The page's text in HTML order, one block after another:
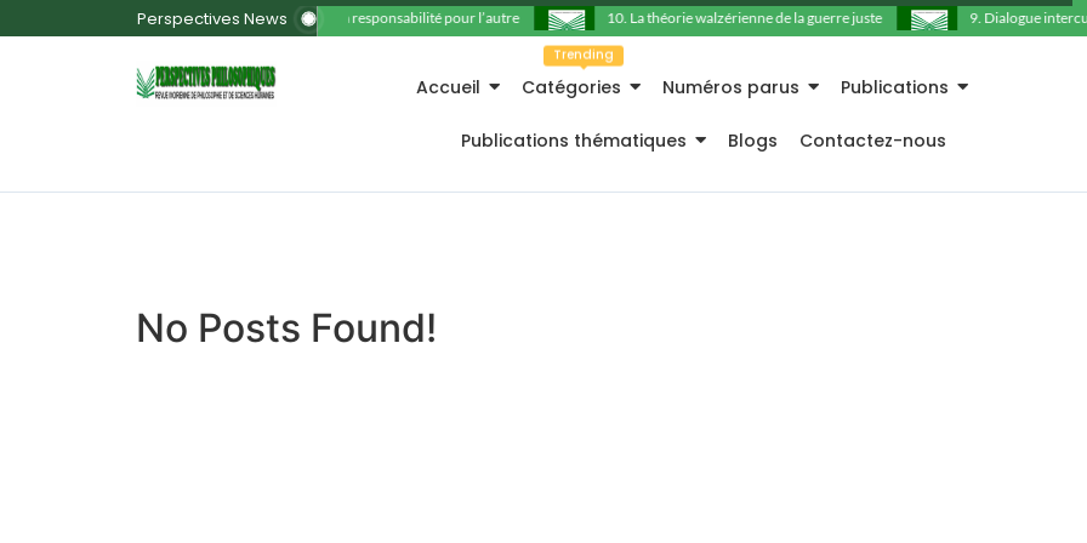
Perspectives News 11. La responsabilité pour l’autre 10. La théorie walzérienne de la guerre juste 9. Dialogue
Accueil Catégories
Trending
Numéros parus Publications
Publications thématiques Blogs Contactez-nous
No Posts Found!